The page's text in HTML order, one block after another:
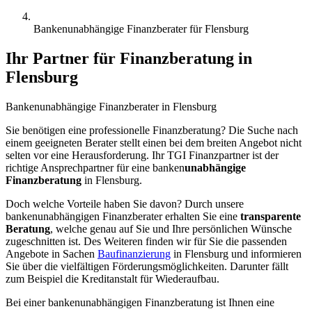
Bankenunabhängige Finanzberater für Flensburg
Ihr Partner für Finanzberatung in
Flensburg
Bankenunabhängige Finanzberaterin Flensburg
Sie benötigen eine professionelle Finanzberatung? Die Suche nach
einem geeigneten Berater stellt einen bei dem breiten Angebot nicht
selten vor eine Herausforderung. Ihr TGI Finanzpartner ist der
richtige Ansprechpartner für eine bankenunabhängige
Finanzberatung in Flensburg.
Doch welche Vorteile haben Sie davon? Durch unsere
bankenunabhängigen Finanzberater erhalten Sie eine transparente
Beratung, welche genau auf Sie und Ihre persönlichen Wünsche
zugeschnitten ist. Des Weiteren finden wir für Sie die passenden
Angebote in Sachen Baufinanzierung in Flensburg und informieren
Sie über die vielfältigen Förderungsmöglichkeiten. Darunter fällt
zum Beispiel die Kreditanstalt für Wiederaufbau.
Bei einer bankenunabhängigen Finanzberatung ist Ihnen eine